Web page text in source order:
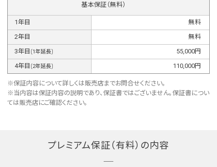
基本保証（無料）
1年目
無料
2年目
無料
3年目 (1年延長) 55,000円
4年目 (2年延長) 110,000円
※保証内容について詳しくは販売店までお問合せください。
※当内容は保証内容の説明であり、保証書ではございません。保証書につい
ては販売店にご確認ください。
プレミアム保証（有料）の内容